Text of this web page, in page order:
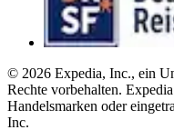
© 2026 Expedia, Inc., ein
Rechte vorbehalten.
Handelsmarken oder
Inc.